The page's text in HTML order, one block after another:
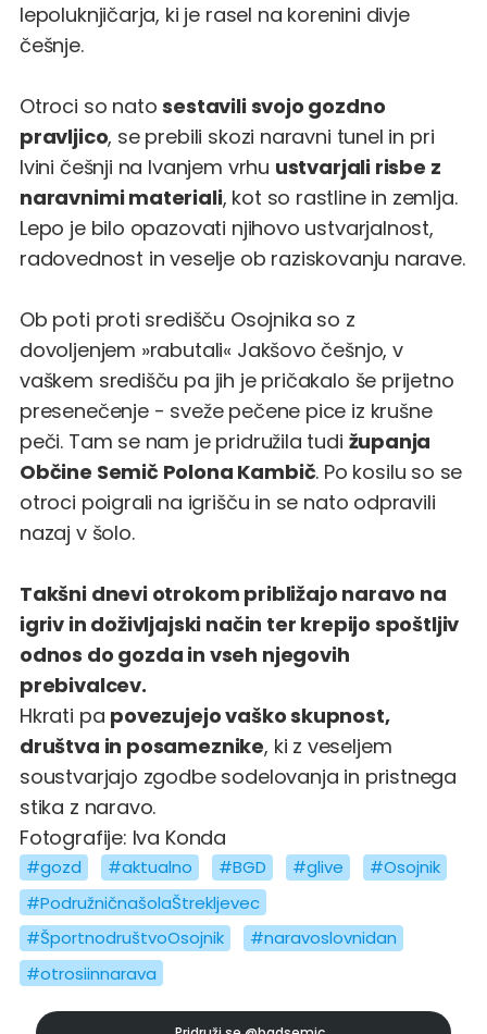
lepoluknjičarja, ki je rasel na korenini divje
češnje.
Otroci so natosestavili svojo gozdno
pravljico, se prebili skozi naravni tunel in pri
Ivini češnji na Ivanjem vrhu ustvarjali risbe z
naravnimi materiali, kot so rastline in zemlja.
Lepo je bilo opazovati njihovo ustvarjalnost,
radovednost in veselje ob raziskovanju narave.
Ob poti proti središču Osojnika so z
dovoljenjem »rabutali« Jakšovo češnjo, v
vaškem središču pa jih je pričakalo še prijetno
presenečenje - sveže pečene pice iz krušne
peči. Tam se nam je pridružila tudi županja
Občine Semič Polona Kambič. Po kosilu so se
otroci poigrali na igrišču in se nato odpravili
nazaj v šolo.
Takšni dnevi otrokom približajo naravo na
igriv in doživljajski način ter krepijo spoštljiv
odnos do gozda in vseh njegovih
prebivalcev.
Hkrati pa povezujejo vaško skupnost,
društva in posameznike, ki z veseljem
soustvarjajo zgodbe sodelovanja in pristnega
stika z naravo.
Fotografije: Iva Konda
#gozd #aktualno #BGD #glive
#Osojnik
#PodružničnašolaŠtrekljevec
#ŠportnodruštvoOsojnik
#naravoslovnidan
#otrosiinnarava